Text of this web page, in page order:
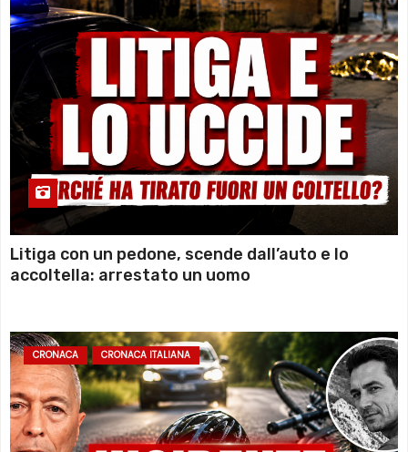
Litiga con un pedone, scende dall’auto e lo
accoltella: arrestato un uomo
CRONACA CRONACA ITALIANA